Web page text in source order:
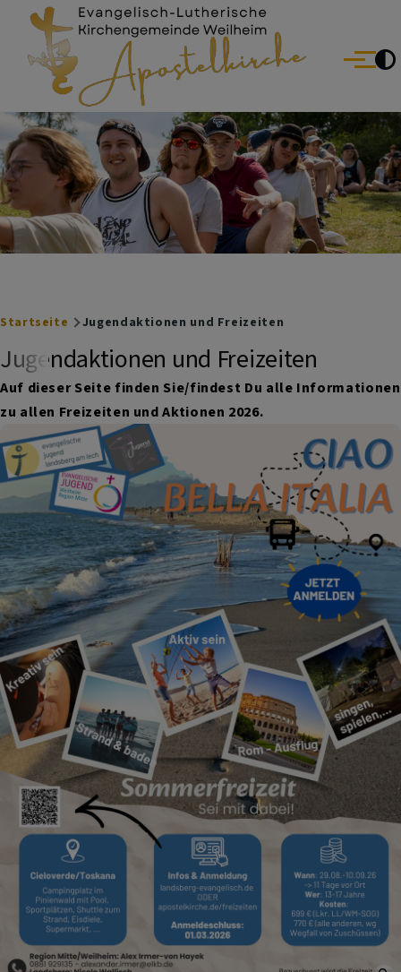
Direkt zum Inhalt
Evang.-Luth. Kirchengemeinde Weilheim
Menü
Breadcrumb
Startseite Jugendaktionen und Freizeiten
Jugendaktionen und Freizeiten
Auf dieser Seite finden Sie/findest Du alle Informationen
zu allen Freizeiten und Aktionen 2026.